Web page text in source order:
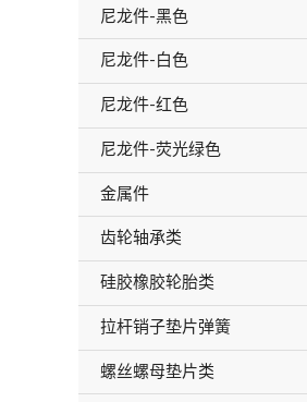
尼龙件-黑色
尼龙件-白色
尼龙件-红色
尼龙件-荧光绿色
金属件
齿轮轴承类
硅胶橡胶轮胎类
拉杆销子垫片弹簧
螺丝螺母垫片类